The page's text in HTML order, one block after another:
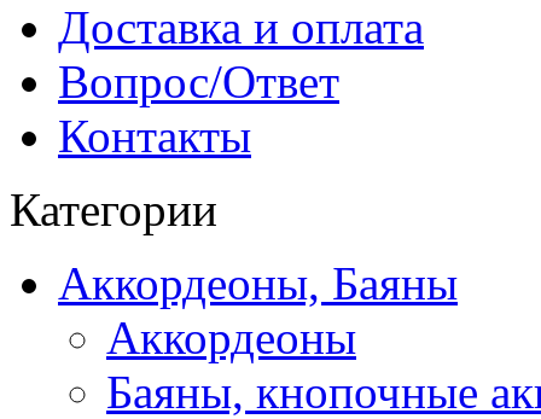
Доставка и оплата
Вопрос/Ответ
Контакты
Категории
Аккордеоны, Баяны
Аккордеоны
Баяны, кнопочные